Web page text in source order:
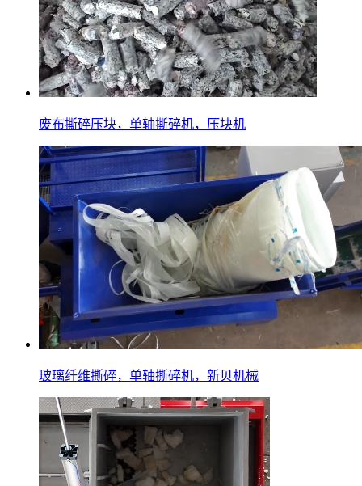
废布撕碎压块，单轴撕碎机，压块机
玻璃纤维撕碎，单轴撕碎机，新贝机械